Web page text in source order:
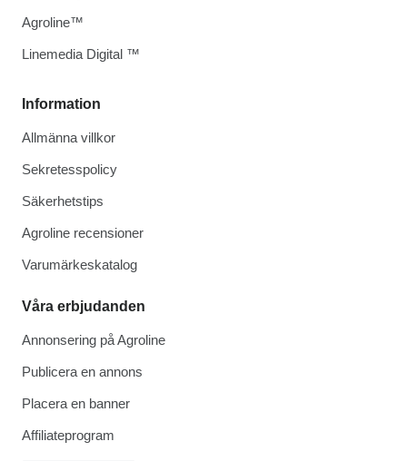
Information
Allmänna villkor
Sekretesspolicy
Säkerhetstips
Agroline recensioner
Varumärkeskatalog
Våra erbjudanden
Annonsering på Agroline
Publicera en annons
Placera en banner
Affiliateprogram
Agroline™
Linemedia Digital ™